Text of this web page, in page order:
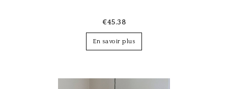
€45.38
En savoir plus